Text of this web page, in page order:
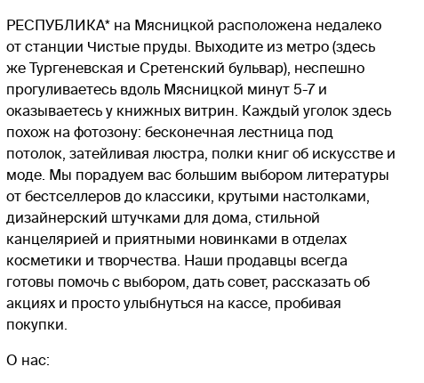
РЕСПУБЛИКА* на Мясницкой расположена недалеко
от станции Чистые пруды. Выходите из метро (здесь
же Тургеневская и Сретенский бульвар), неспешно
прогуливаетесь вдоль Мясницкой минут 5-7 и
оказываетесь у книжных витрин. Каждый уголок здесь
похож на фотозону: бесконечная лестница под
потолок, затейливая люстра, полки книг об искусстве и
моде. Мы порадуем вас большим выбором литературы
от бестселлеров до классики, крутыми настолками,
дизайнерский штучками для дома, стильной
канцелярией и приятными новинками в отделах
косметики и творчества. Наши продавцы всегда
готовы помочь с выбором, дать совет, рассказать об
акциях и просто улыбнуться на кассе, пробивая
покупки.
О нас: